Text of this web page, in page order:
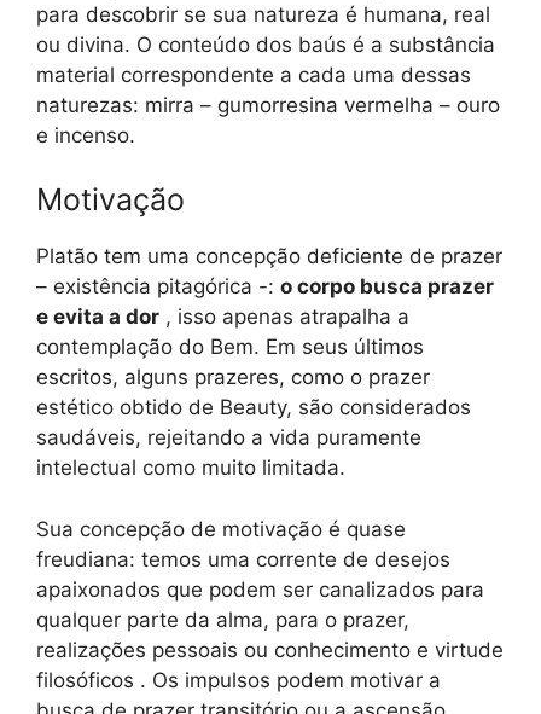
para descobrir se sua natureza é humana, real
ou divina. O conteúdo dos baús é a substância
material correspondente a cada uma dessas
naturezas: mirra – gumorresina vermelha – ouro
e incenso.
Motivação
Platão tem uma concepção deficiente de prazer
– existência pitagórica -: o corpo busca prazer
e evita a dor , isso apenas atrapalha a
contemplação do Bem. Em seus últimos
escritos, alguns prazeres, como o prazer
estético obtido de Beauty, são considerados
saudáveis, rejeitando a vida puramente
intelectual como muito limitada.
Sua concepção de motivação é quase
freudiana: temos uma corrente de desejos
apaixonados que podem ser canalizados para
qualquer parte da alma, para o prazer,
realizações pessoais ou conhecimento e virtude
filosóficos . Os impulsos podem motivar a